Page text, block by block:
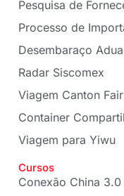
Pesquisa de
Processo de
Desembaraço
Radar Siscomex
Viagem Canton Fair
Container
Viagem para Yiwu
Cursos
Conexão China 3.0